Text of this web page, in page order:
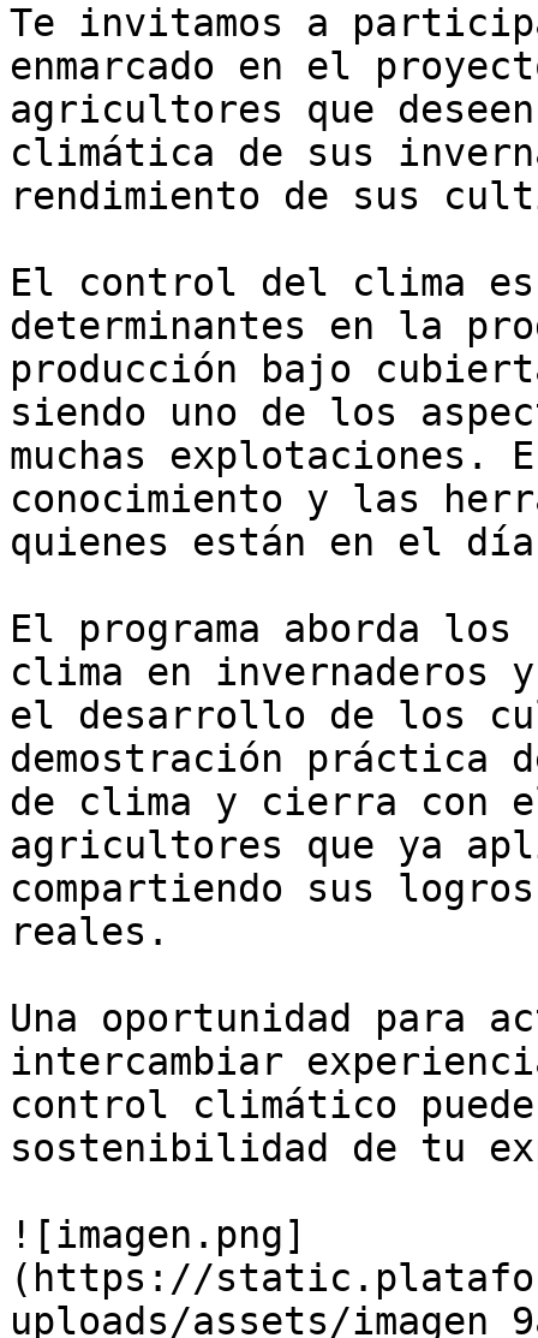
Te invitamos a
enmarcado en el
agricultores que
climática de sus
rendimiento de sus
El control del clima es
determinantes en la
producción bajo
siendo uno de los
muchas
conocimiento y las
quienes están en el
El programa aborda
clima en invernaderos
el desarrollo de los
demostración práctica
de clima y cierra con
agricultores que ya
compartiendo sus
reales.
Una oportunidad para
intercambiar
control climático
sostenibilidad de tu
![imagen.png]
(https://
uploads/assets/